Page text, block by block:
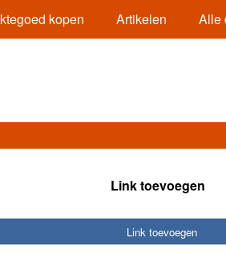
kopen Artikelen Alle
Link toevoegen
Link toevoegen